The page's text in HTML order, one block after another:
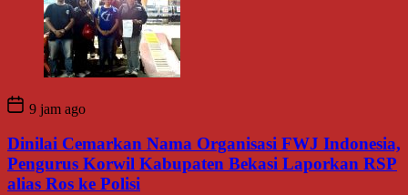
9 jam ago
Dinilai Cemarkan Nama Organisasi FWJ Indonesia,
Pengurus Korwil Kabupaten Bekasi Laporkan RSP
alias Ros ke Polisi